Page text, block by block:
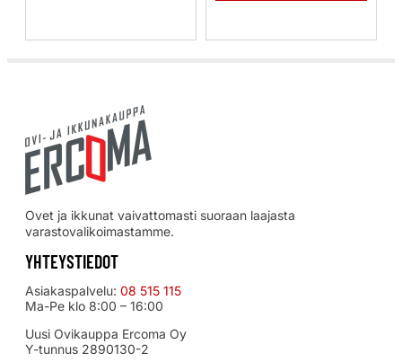
Ovet ja ikkunat vaivattomasti suoraan laajasta
varastovalikoimastamme.
YHTEYSTIEDOT
Asiakaspalvelu: 08 515 115
Ma-Pe klo 8:00 – 16:00
Uusi Ovikauppa Ercoma Oy
Y-tunnus 2890130-2